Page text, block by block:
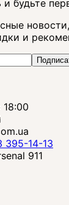
и будьте
и
395-14-13
911